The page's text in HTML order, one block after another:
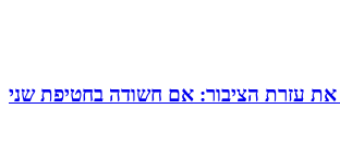
עזרת הציבור: אם חשודה בחטיפת שני